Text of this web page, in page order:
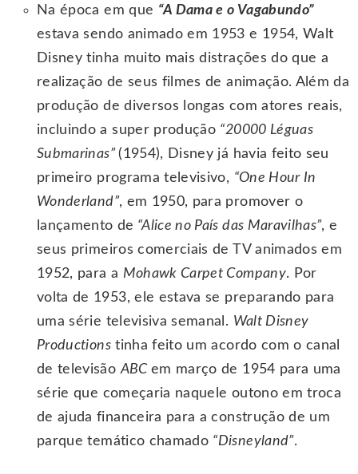
Na época em que “A Dama e o Vagabundo”
estava sendo animado em 1953 e 1954, Walt
Disney tinha muito mais distrações do que a
realização de seus filmes de animação. Além da
produção de diversos longas com atores reais,
incluindo a super produção “20000 Léguas
Submarinas”(1954), Disney já havia feito seu
primeiro programa televisivo, “One Hour In
Wonderland”, em 1950, para promover o
lançamento de “Alice no País das Maravilhas”, e
seus primeiros comerciais de TV animados em
1952, para a Mohawk Carpet Company. Por
volta de 1953, ele estava se preparando para
uma série televisiva semanal. Walt Disney
Productionstinha feito um acordo com o canal
de televisão ABC em março de 1954 para uma
série que começaria naquele outono em troca
de ajuda financeira para a construção de um
parque temático chamado “Disneyland”.